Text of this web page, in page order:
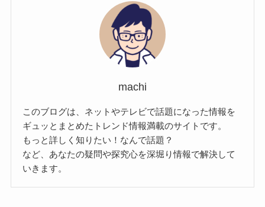
machi
このブログは、ネットやテレビで話題になった情報を
ギュッとまとめたトレンド情報満載のサイトです。
もっと詳しく知りたい！なんで話題？
など、あなたの疑問や探究心を深堀り情報で解決して
いきます。